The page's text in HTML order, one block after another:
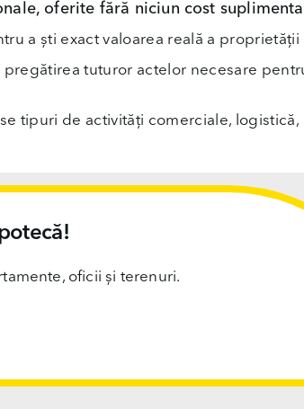
oferite fără niciun cost
a ști exact valoarea reală a
tuturor actelor necesare
tipuri de activități comerciale, logistică,
oficii și terenuri.